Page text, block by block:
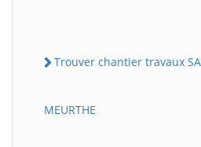
Trouver chantier travaux
MEURTHE